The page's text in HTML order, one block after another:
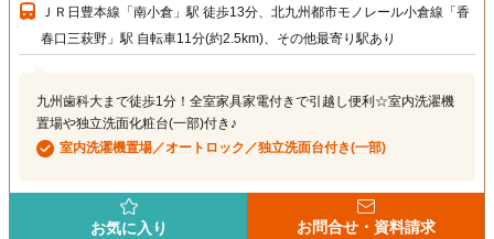
ＪＲ日豊本線「南小倉」駅 徒歩13分、北九州都市モノレール小倉線「香
春口三萩野」駅 自転車11分(約2.5km)、その他最寄り駅あり
九州歯科大まで徒歩1分！全室家具家電付きで引越し便利☆室内洗濯機
置場や独立洗面化粧台(一部)付き♪
室内洗濯機置場／オートロック／独立洗面台付き(一部)
お気に入り お問合せ・資料請求